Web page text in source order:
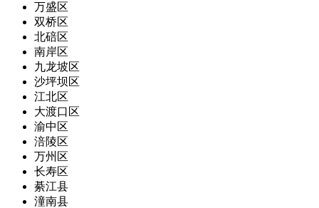
万盛区
双桥区
北碚区
南岸区
九龙坡区
沙坪坝区
江北区
大渡口区
渝中区
涪陵区
万州区
长寿区
綦江县
潼南县